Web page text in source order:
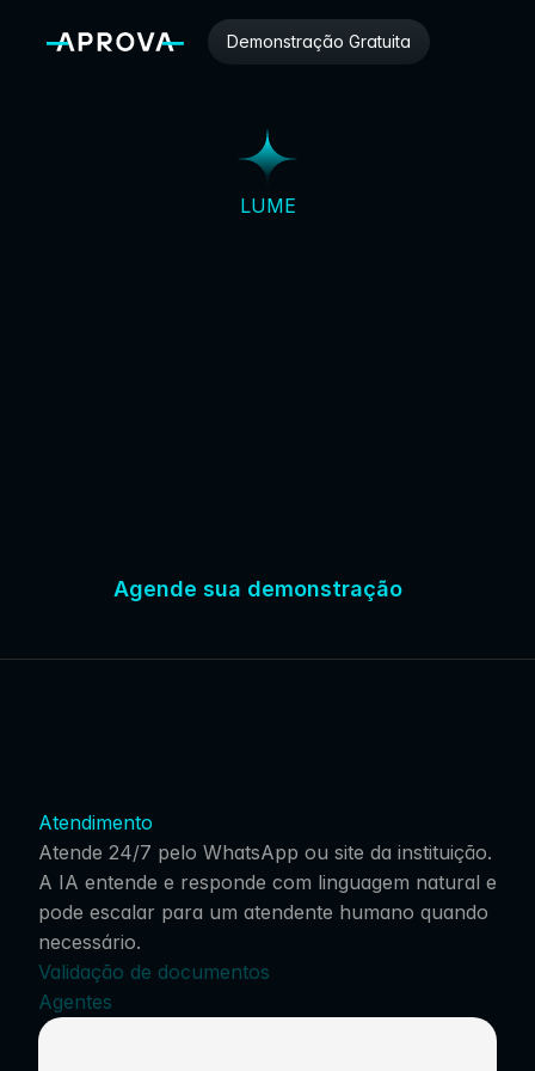
Demonstração Gratuita
LUME
Agende sua demonstração
Atendimento
Atende 24/7 pelo WhatsApp ou site da instituição.
A IA entende e responde com linguagem natural e
pode escalar para um atendente humano quando
necessário.
Validação de documentos
Agentes